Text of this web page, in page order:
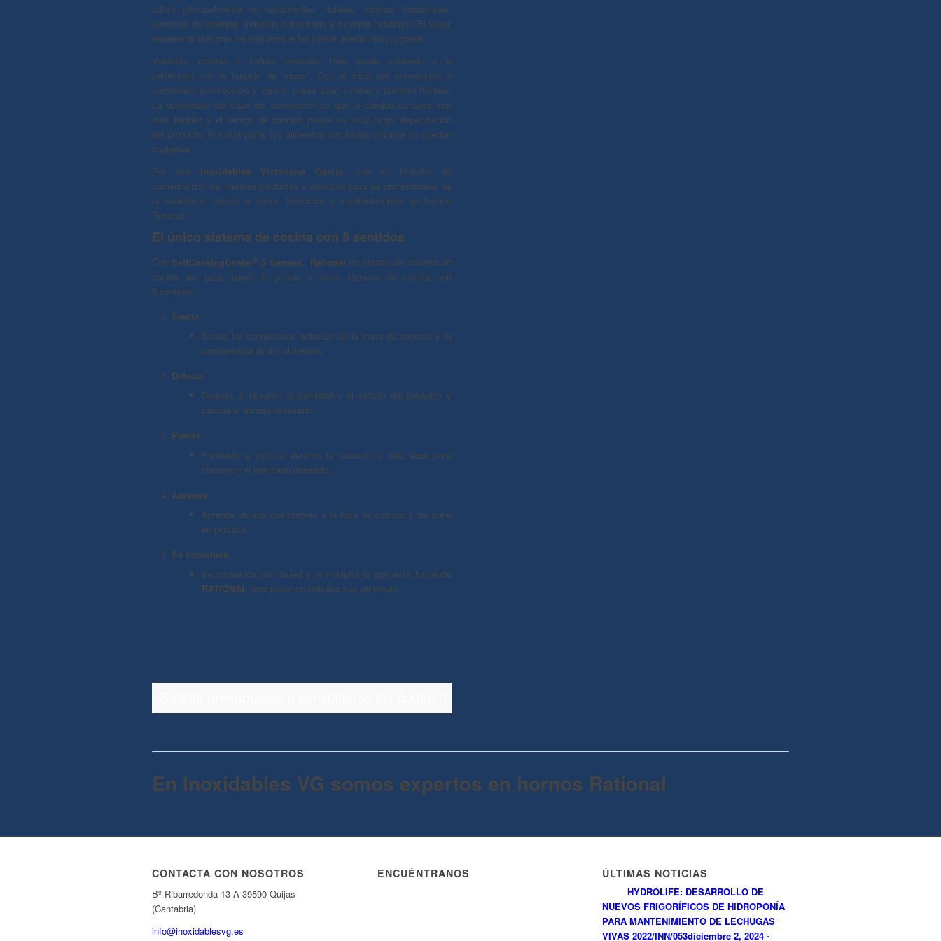
utiliza principalmente en restaurantes, hoteles, cocinas industriales,
servicios de catering, industria alimentaria y catering industrial. El vapor
representa una gran ventaja porque los platos quedan muy jugosos.
Verduras, patatas e incluso pescado, todo queda cocinado a la
perfección con la función de “vapor”. Con el calor por convección o
combinado (convección y vapor), puede asar, estofar y también hornear.
La desventaja del calor de convección es que la comida se seca con
más rapidez y el tiempo de cocción puede ser muy largo, dependiendo
del producto. Por otra parte, los alimentos cocinados al vapor no quedan
crujientes.
Por eso Inoxidables Victoriano García, con su filosofía de
comercializar los mejores productos y servicios para los profesionales de
la hostelería ofrece la venta, formación y mantenimientos de hornos
Rational.
El único sistema de cocina con 5 sentidos
Con SelfCookingCenter® 5 Senses, Rational ha creado un sistema de
cocina así para usted: el primer y único sistema de cocina con
5 sentidos.
Siente.
Siente las condiciones actuales de la zona de cocción y la
consistencia de los alimentos.
Detecta.
Detecta el tamaño, la cantidad y el estado del producto y
calcula el dorado necesario.
Piensa.
Presiente y calcula durante la cocción la ruta ideal para
conseguir el resultado deseado.
Aprende.
Aprende de sus costumbres a la hora de cocinar y las pone
en práctica.
Se comunica.
Se comunica con usted y le muestra lo que está haciendo
RATIONAL para poner en práctica sus premisas.
En Inoxidables VG somos expertos en hornos Rational
CONTACTA CON NOSOTROS
Bº Ribarredonda 13 A 39590 Quijas
(Cantabria)
info@inoxidablesvg.es
ENCUÉNTRANOS ÚLTIMAS NOTICIAS
HYDROLIFE: DESARROLLO DE
NUEVOS FRIGORÍFICOS DE HIDROPONÍA
PARA MANTENIMIENTO DE LECHUGAS
VIVAS 2022/INN/053diciembre 2, 2024 -